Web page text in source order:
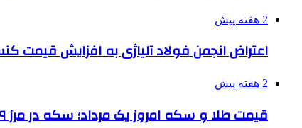
2 هفته پیش
اعتراض انجمن فولاد آلیاژی به افزایش قیمت
2 هفته پیش
قیمت طلا و سکه امروز یک مرداد؛ سکه در مرز ۱۸۹ میلیون تومان